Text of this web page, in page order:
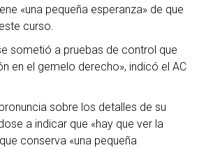
«una pequeña esperanza» de que
curso.
sometió a pruebas de control que
en el gemelo derecho», indicó el AC
sobre los detalles de su
a indicar que «hay que ver la
conserva «una pequeña